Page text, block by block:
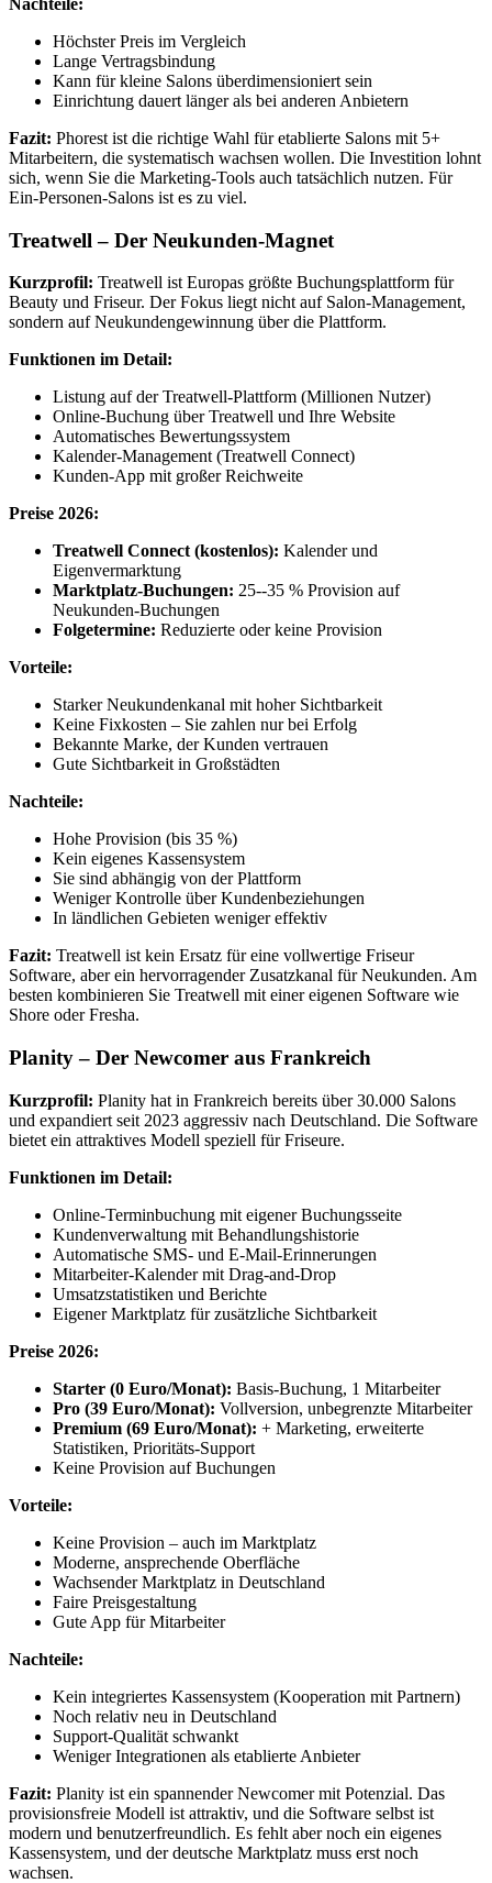
Höchster Preis im Vergleich
Lange Vertragsbindung
Kann für kleine Salons überdimensioniert sein
Einrichtung dauert länger als bei anderen Anbietern
Fazit: Phorest ist die richtige Wahl für etablierte Salons mit 5+
Mitarbeitern, die systematisch wachsen wollen. Die Investition lohnt
sich, wenn Sie die Marketing-Tools auch tatsächlich nutzen. Für
Ein-Personen-Salons ist es zu viel.
Treatwell – Der Neukunden-Magnet
Kurzprofil: Treatwell ist Europas größte Buchungsplattform für
Beauty und Friseur. Der Fokus liegt nicht auf Salon-Management,
sondern auf Neukundengewinnung über die Plattform.
Funktionen im Detail:
Listung auf der Treatwell-Plattform (Millionen Nutzer)
Online-Buchung über Treatwell und Ihre Website
Automatisches Bewertungssystem
Kalender-Management (Treatwell Connect)
Kunden-App mit großer Reichweite
Preise 2026:
Treatwell Connect (kostenlos): Kalender und
Eigenvermarktung
Marktplatz-Buchungen: 25--35 % Provision auf
Neukunden-Buchungen
Folgetermine: Reduzierte oder keine Provision
Vorteile:
Starker Neukundenkanal mit hoher Sichtbarkeit
Keine Fixkosten – Sie zahlen nur bei Erfolg
Bekannte Marke, der Kunden vertrauen
Gute Sichtbarkeit in Großstädten
Nachteile:
Hohe Provision (bis 35 %)
Kein eigenes Kassensystem
Sie sind abhängig von der Plattform
Weniger Kontrolle über Kundenbeziehungen
In ländlichen Gebieten weniger effektiv
Fazit: Treatwell ist kein Ersatz für eine vollwertige Friseur
Software, aber ein hervorragender Zusatzkanal für Neukunden. Am
besten kombinieren Sie Treatwell mit einer eigenen Software wie
Shore oder Fresha.
Planity – Der Newcomer aus Frankreich
Kurzprofil: Planity hat in Frankreich bereits über 30.000 Salons
und expandiert seit 2023 aggressiv nach Deutschland. Die Software
bietet ein attraktives Modell speziell für Friseure.
Funktionen im Detail:
Online-Terminbuchung mit eigener Buchungsseite
Kundenverwaltung mit Behandlungshistorie
Automatische SMS- und E-Mail-Erinnerungen
Mitarbeiter-Kalender mit Drag-and-Drop
Umsatzstatistiken und Berichte
Eigener Marktplatz für zusätzliche Sichtbarkeit
Preise 2026:
Starter (0 Euro/Monat): Basis-Buchung, 1 Mitarbeiter
Pro (39 Euro/Monat): Vollversion, unbegrenzte Mitarbeiter
Premium (69 Euro/Monat): + Marketing, erweiterte
Statistiken, Prioritäts-Support
Keine Provision auf Buchungen
Vorteile:
Keine Provision – auch im Marktplatz
Moderne, ansprechende Oberfläche
Wachsender Marktplatz in Deutschland
Faire Preisgestaltung
Gute App für Mitarbeiter
Nachteile:
Kein integriertes Kassensystem (Kooperation mit Partnern)
Noch relativ neu in Deutschland
Support-Qualität schwankt
Weniger Integrationen als etablierte Anbieter
Fazit: Planity ist ein spannender Newcomer mit Potenzial. Das
provisionsfreie Modell ist attraktiv, und die Software selbst ist
modern und benutzerfreundlich. Es fehlt aber noch ein eigenes
Kassensystem, und der deutsche Marktplatz muss erst noch
wachsen.